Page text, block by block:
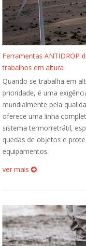
Ferramentas ANTIDROP
trabalhos em altura
Quando se trabalha em
prioridade, é uma
mundialmente pela
oferece uma linha
sistema termorretrátil,
quedas de objetos e
equipamentos.
ver mais